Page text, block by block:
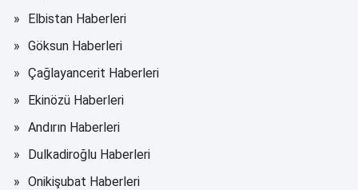
Elbistan Haberleri
Göksun Haberleri
Çağlayancerit Haberleri
Ekinözü Haberleri
Andırın Haberleri
Dulkadiroğlu Haberleri
Onikişubat Haberleri